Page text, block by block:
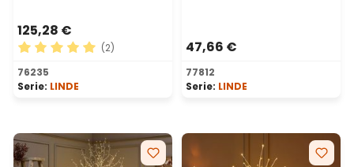
125,28 €
Durchschnittliche Bewertung von 5 von 5 Sternen
(2)
76235
Serie: LINDE
47,66 €
77812
Serie: LINDE